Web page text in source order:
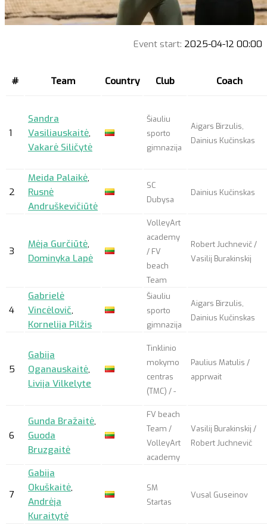
Event start: 2025-04-12 00:00
# Team Country Club Coach
1
Sandra
Vasiliauskaitė,
Vakarė Siličytė
Šiauliu
sporto
gimnazija
Aigars Birzulis,
Dainius Kučinskas
2
Meida Palaikė,
Rusnė
Andruškevičiūtė
SC
Dubysa
Dainius Kučinskas
3
Mėja Gurčiūtė,
Dominyka Lapė
VolleyArt
academy
/ FV
beach
Team
Robert Juchnevič /
Vasilij Burakinskij
4
Gabrielė
Vincėlovič,
Kornelija Pilžis
Šiauliu
sporto
gimnazija
Aigars Birzulis,
Dainius Kučinskas
5
Gabija
Oganauskaitė,
Livija Vilkelyte
Tinklinio
mokymo
centras
(TMC) / -
Paulius Matulis /
apprwait
6
Gunda Bražaitė,
Guoda
Bruzgaitė
FV beach
Team /
VolleyArt
academy
Vasilij Burakinskij /
Robert Juchnevič
7
Gabija
Okuškaitė,
Andrėja
Kuraitytė
SM
Startas
Vusal Guseinov